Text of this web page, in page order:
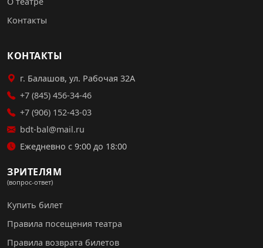
Контакты
КОНТАКТЫ
г. Балашов, ул. Рабочая 32А
+7 (845) 456-34-46
+7 (906) 152-43-03
bdt-bal@mail.ru
Ежедневно с 9:00 до 18:00
ЗРИТЕЛЯМ
(вопрос-ответ)
Купить билет
Правила посещения театра
Правила возврата билетов